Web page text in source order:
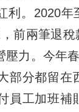
利。2020年
前兩筆退稅
壓力。今年
部分都留在
員工加班補